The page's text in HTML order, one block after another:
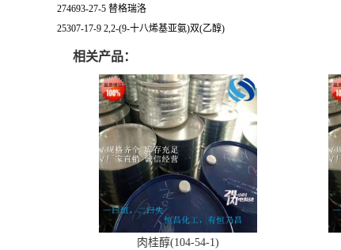
274693-27-5 替格瑞洛
25307-17-9 2,2-(9-十八烯基亚氨)双(乙醇)
相关产品：
肉桂醇(104-54-1)